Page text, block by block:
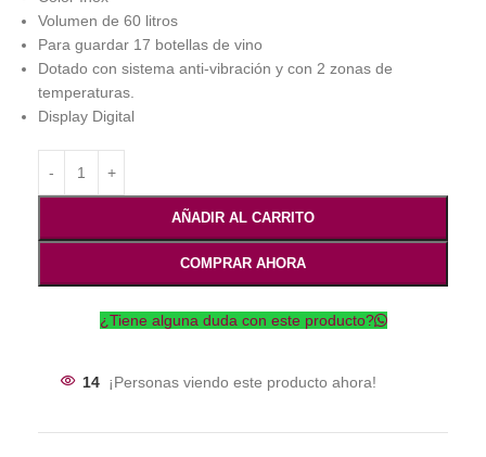
Volumen de 60 litros
Para guardar 17 botellas de vino
Dotado con sistema anti-vibración y con 2 zonas de
temperaturas.
Display Digital
AÑADIR AL CARRITO
COMPRAR AHORA
¿Tiene alguna duda con este producto?
14 ¡Personas viendo este producto ahora!